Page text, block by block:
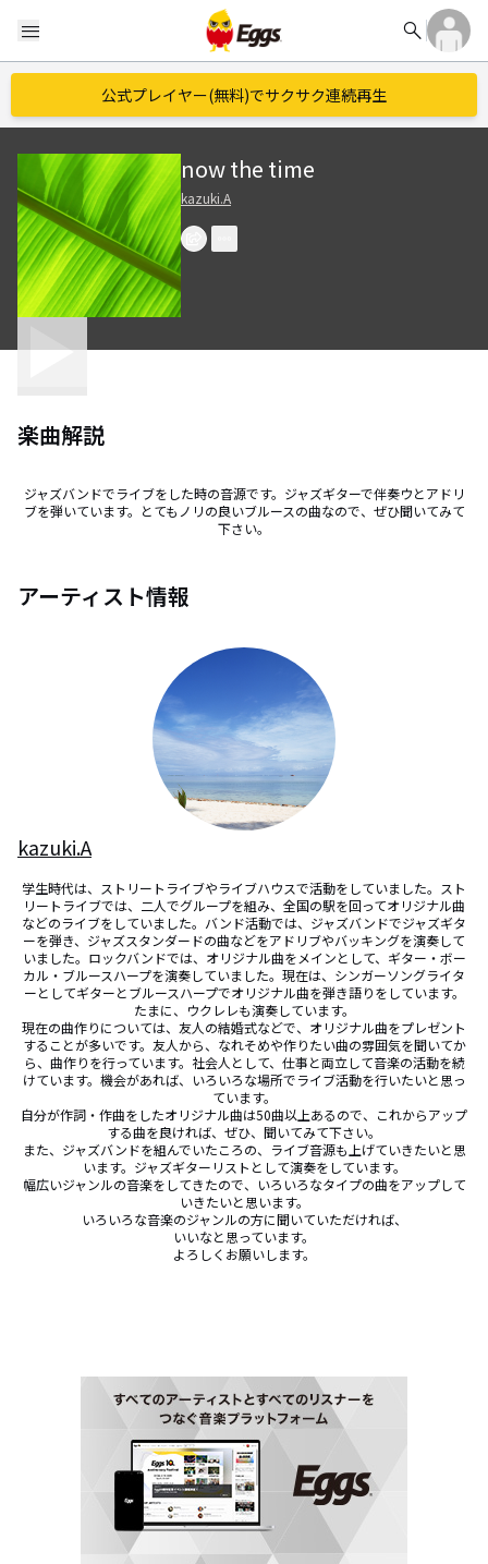
menu search
公式プレイヤー(無料)でサクサク連続再生
now the time
kazuki.A
楽曲解説
ジャズバンドでライブをした時の音源です。ジャズギターで伴奏ウとアドリ
ブを弾いています。とてもノリの良いブルースの曲なので、ぜひ聞いてみて
下さい。
アーティスト情報
kazuki.A
学生時代は、ストリートライブやライブハウスで活動をしていました。スト
リートライブでは、二人でグループを組み、全国の駅を回ってオリジナル曲
などのライブをしていました。バンド活動では、ジャズバンドでジャズギタ
ーを弾き、ジャズスタンダードの曲などをアドリブやバッキングを演奏して
いました。ロックバンドでは、オリジナル曲をメインとして、ギター・ボー
カル・ブルースハープを演奏していました。現在は、シンガーソングライタ
ーとしてギターとブルースハープでオリジナル曲を弾き語りをしています。
たまに、ウクレレも演奏しています。
現在の曲作りについては、友人の結婚式などで、オリジナル曲をプレゼント
することが多いです。友人から、なれそめや作りたい曲の雰囲気を聞いてか
ら、曲作りを行っています。社会人として、仕事と両立して音楽の活動を続
けています。機会があれば、いろいろな場所でライブ活動を行いたいと思っ
ています。
自分が作詞・作曲をしたオリジナル曲は50曲以上あるので、これからアップ
する曲を良ければ、ぜひ、聞いてみて下さい。
また、ジャズバンドを組んでいたころの、ライブ音源も上げていきたいと思
います。ジャズギターリストとして演奏をしています。
幅広いジャンルの音楽をしてきたので、いろいろなタイプの曲をアップして
いきたいと思います。
いろいろな音楽のジャンルの方に聞いていただければ、
いいなと思っています。
よろしくお願いします。